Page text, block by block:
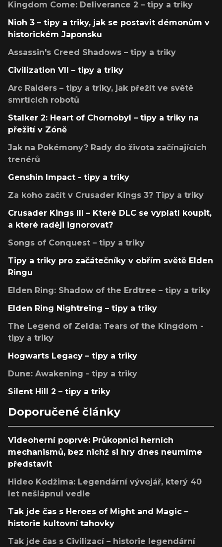
Kingdom Come: Deliverance 2 – tipy a triky
Nioh 3 – tipy a triky, jak se postavit démonům v
historickém Japonsku
Assassin's Creed Shadows – tipy a triky
Civilization VII – tipy a triky
Arc Raiders – tipy a triky, jak přežít ve světě
smrtících robotů
Stalker 2: Heart of Chornobyl – tipy a triky na
přežití v Zóně
Jak na Pokémony? Rady do života začínajících
trenérů
Genshin Impact - tipy a triky
Za koho začít v Crusader Kings 3? Tipy a triky
Crusader Kings III – Které DLC se vyplatí koupit,
a které raději ignorovat?
Songs of Conquest – tipy a triky
Tipy a triky pro začátečníky v obřím světě Elden
Ringu
Elden Ring: Shadow of the Erdtree – tipy a triky
Elden Ring Nightreing – tipy a triky
The Legend of Zelda: Tears of the Kingdom -
tipy a triky
Hogwarts Legacy – tipy a triky
Dune: Awakening - tipy a triky
Silent Hill 2 – tipy a triky
Doporučené články
Videoherní poprvé: Průkopníci herních
mechanismů, bez nichž si hry dnes neumíme
představit
Hideo Kodžima: Legendární vývojář, který 40
let nešlápnul vedle
Tak jde čas s Heroes of Might and Magic –
historie kultovní tahovky
Tak jde čas s Civilizací – historie legendární